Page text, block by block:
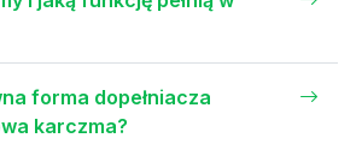
forma dopełniacza
karczma?